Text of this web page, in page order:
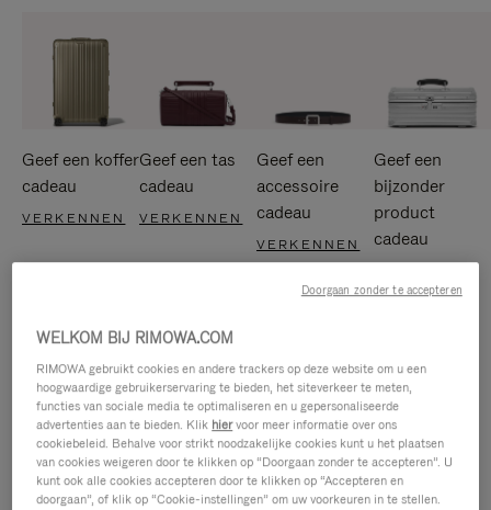
Geef een koffer
cadeau
VERKENNEN
Geef een tas
cadeau
VERKENNEN
Geef een
accessoire
cadeau
VERKENNEN
Geef een
bijzonder
product
cadeau
WELKOM BIJ RIMOWA.COM
RIMOWA gebruikt cookies en andere trackers op deze website om u een
hoogwaardige gebruikerservaring te bieden, het siteverkeer te meten,
functies van sociale media te optimaliseren en u gepersonaliseerde
advertenties aan te bieden. Klik hiervoor meer informatie over ons
cookiebeleid. Behalve voor strikt noodzakelijke cookies kunt u het plaatsen
van cookies weigeren door te klikken op “Doorgaan zonder te accepteren”. U
kunt ook alle cookies accepteren door te klikken op “Accepteren en
doorgaan”, of klik op “Cookie-instellingen” om uw voorkeuren in te stellen.
Doorgaan zonder te accepteren